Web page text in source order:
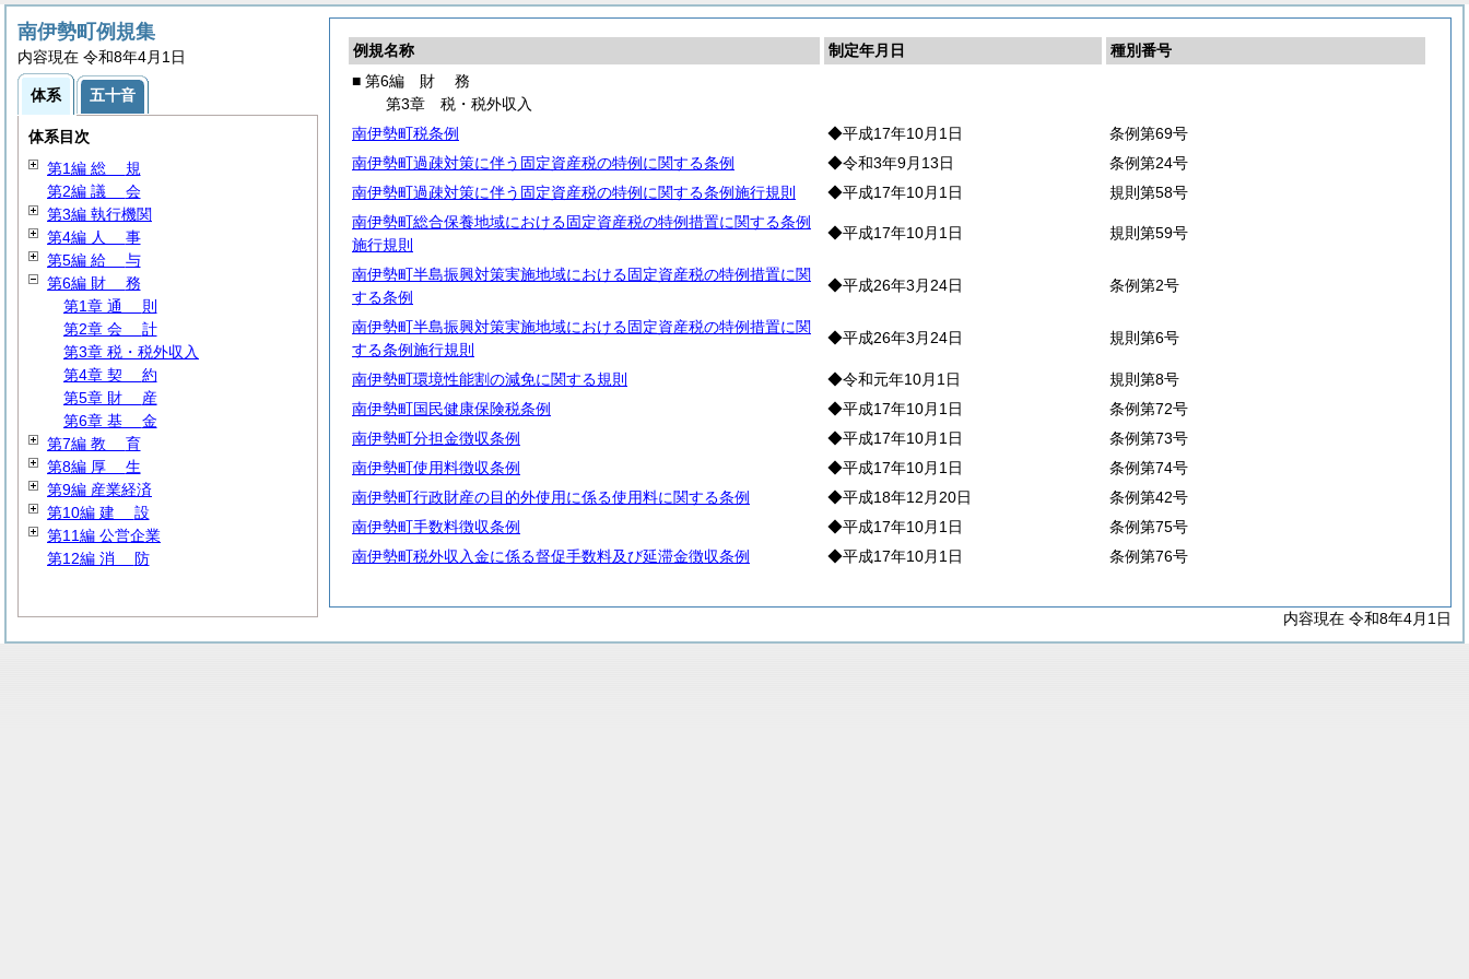
例規名称 制定年月日
種別番号
■ 第6編 財 務
第3章 税・税外収入
南伊勢町税条例
◆平成17年10月1日
条例第69号
南伊勢町過疎対策に伴う固定資産税の特例に関する条例
◆令和3年9月13日
条例第24号
南伊勢町過疎対策に伴う固定資産税の特例に関する条例施行規則
◆平成17年10月1日
規則第58号
南伊勢町総合保養地域における固定資産税の特例措置に関する条例
施行規則
◆平成17年10月1日 規則第59号
南伊勢町半島振興対策実施地域における固定資産税の特例措置に関
する条例
◆平成26年3月24日 条例第2号
南伊勢町半島振興対策実施地域における固定資産税の特例措置に関
する条例施行規則
◆平成26年3月24日 規則第6号
南伊勢町環境性能割の減免に関する規則 ◆令和元年10月1日
規則第8号
南伊勢町国民健康保険税条例
◆平成17年10月1日
条例第72号
南伊勢町分担金徴収条例
◆平成17年10月1日
条例第73号
南伊勢町使用料徴収条例
◆平成17年10月1日
条例第74号
南伊勢町行政財産の目的外使用に係る使用料に関する条例
◆平成18年12月20日
条例第42号
南伊勢町手数料徴収条例
◆平成17年10月1日
条例第75号
南伊勢町税外収入金に係る督促手数料及び延滞金徴収条例
◆平成17年10月1日 条例第76号
内容現在 令和8年4月1日
南伊勢町例規集
内容現在 令和8年4月1日
体系 五十音
体系目次
第1編 総 規
第2編 議 会
第3編 執行機関
第4編 人 事
第5編 給 与
第6編 財 務
第1章 通 則
第2章 会 計
第3章 税・税外収入
第4章 契 約
第5章 財 産
第6章 基 金
第7編 教 育
第8編 厚 生
第9編 産業経済
第10編 建 設
第11編 公営企業
第12編 消 防